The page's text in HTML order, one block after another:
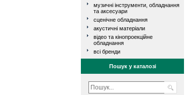
музичні інструменти, обладнання
та аксесуари
сценічне обладнання
акустичні матеріали
відео та кінопроекційне
обладнання
всі бренди
Пошук у каталозі